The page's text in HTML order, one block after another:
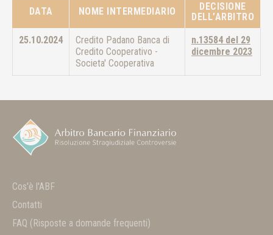
DATA NOME INTERMEDIARIO
DECISIONE
DELL’ARBITRO
25.10.2024
Credito Padano Banca di
Credito Cooperativo -
Societa' Cooperativa
n.13584 del 29
dicembre 2023
Cos'è l'ABF
Contatti
FAQ (Risposte a domande frequenti)